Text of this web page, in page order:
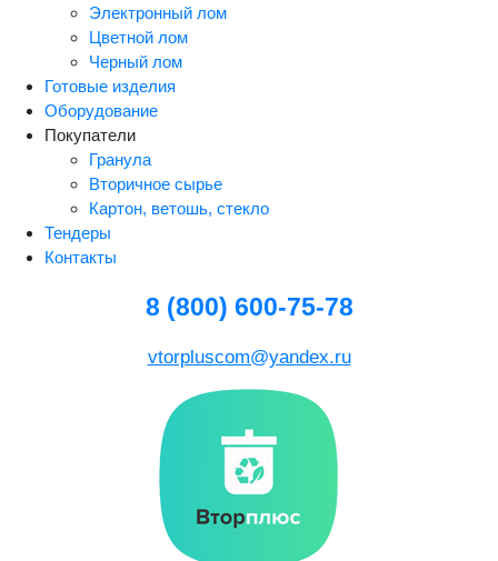
Электронный лом
Цветной лом
Черный лом
Готовые изделия
Оборудование
Покупатели
Гранула
Вторичное сырье
Картон, ветошь, стекло
Тендеры
Контакты
8 (800) 600-75-78
vtorpluscom@yandex.ru